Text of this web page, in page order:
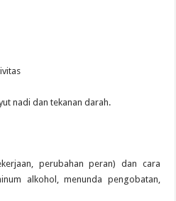
nadi dan tekanan darah.
perubahan peran) dan cara
alkohol, menunda pengobatan,